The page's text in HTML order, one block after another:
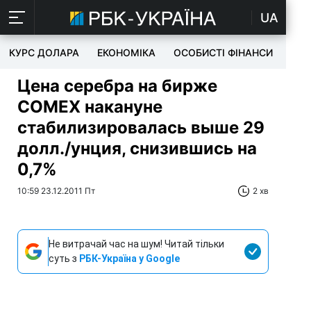
UA
КУРС ДОЛАРА ЕКОНОМІКА ОСОБИСТІ ФІНАНСИ
Цена серебра на бирже
COMEX накануне
стабилизировалась выше 29
долл./унция, снизившись на
0,7%
10:59 23.12.2011 Пт 2 хв
Не витрачай час на шум! Читай тільки
суть з РБК-Україна у Google